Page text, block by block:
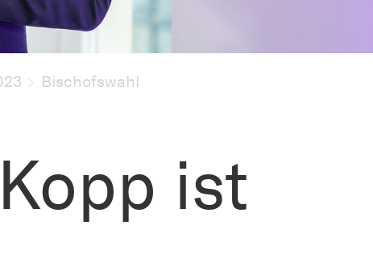
Bischofswahl
ist